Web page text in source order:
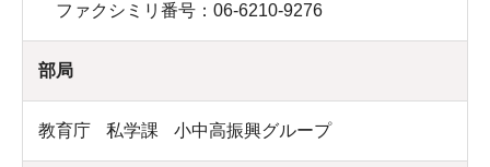
ファクシミリ番号：06-6210-9276
部局
教育庁 私学課 小中高振興グループ